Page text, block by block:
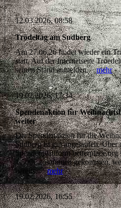
12.03.2026, 08:58
Trödeltag am Sudberg
Am 27.06.26 findet wieder ein
statt. Auf der Internetseite
seinen Stand anmelden.mehr
19.02.2026, 17:34
Spendenaktion für
weiter
Die Spendenaktion für die
Sudberg ist gut angelaufen. Über
Spendenplattform betterplace.org
1.500€ zusammen gekommen,
bereits...mehr
19.02.2026, 16:55